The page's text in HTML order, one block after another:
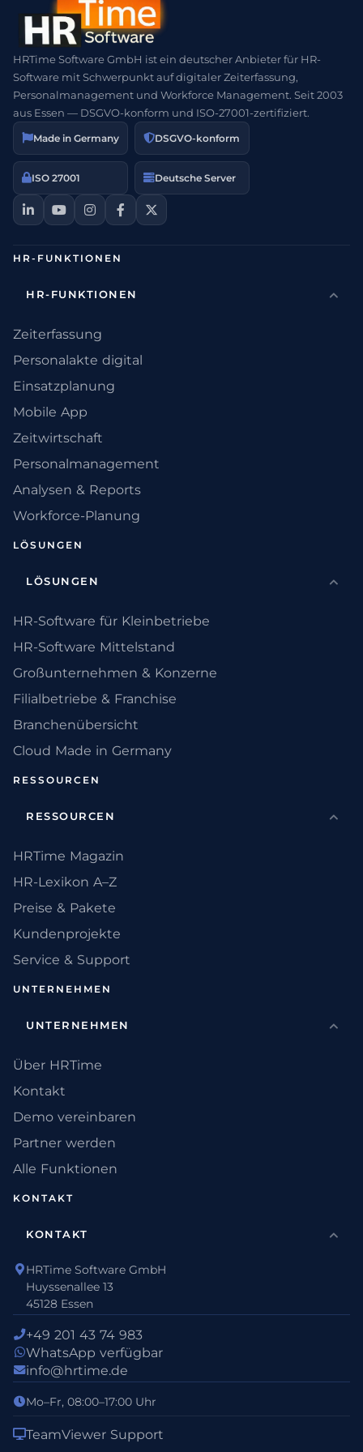
HRTime Software GmbH ist ein deutscher Anbieter für HR-
Software mit Schwerpunkt auf digitaler Zeiterfassung,
Personalmanagement und Workforce Management. Seit 2003
aus Essen — DSGVO-konform und ISO-27001-zertifiziert.
Made in Germany DSGVO-konform
ISO 27001 Deutsche Server
HR-FUNKTIONEN
HR-FUNKTIONEN
Zeiterfassung
Personalakte digital
Einsatzplanung
Mobile App
Zeitwirtschaft
Personalmanagement
Analysen & Reports
Workforce-Planung
LÖSUNGEN
LÖSUNGEN
HR-Software für Kleinbetriebe
HR-Software Mittelstand
Großunternehmen & Konzerne
Filialbetriebe & Franchise
Branchenübersicht
Cloud Made in Germany
RESSOURCEN
RESSOURCEN
HRTime Magazin
HR-Lexikon A–Z
Preise & Pakete
Kundenprojekte
Service & Support
UNTERNEHMEN
UNTERNEHMEN
Über HRTime
Kontakt
Demo vereinbaren
Partner werden
Alle Funktionen
KONTAKT
KONTAKT
HRTime Software GmbH
Huyssenallee 13
45128 Essen
+49 201 43 74 983
WhatsApp verfügbar
info@hrtime.de
Mo–Fr, 08:00–17:00 Uhr
TeamViewer Support